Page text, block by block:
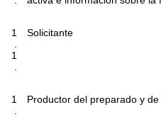
1
.
1
.
Solicitante
1
.
Productor del preparado y